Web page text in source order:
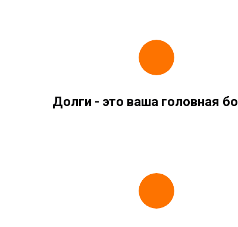
Долги - это ваша головная